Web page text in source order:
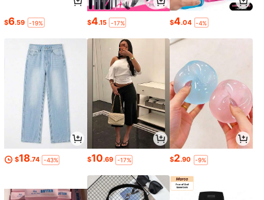
$6.59 -19% $4.15 -17% $4.04 -4%
$18.74 -43% $10.69 -17% $2.90 -9%